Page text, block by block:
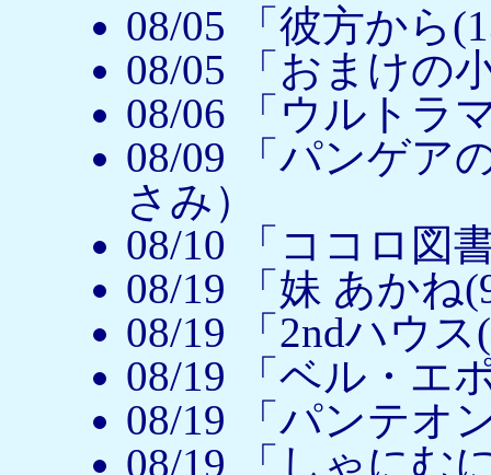
08/05 「彼方から
08/05 「おまけの
08/06 「ウルトラ
08/09 「パンゲア
さみ）
08/10 「ココロ図
08/19 「妹 あかね
08/19 「2ndハウ
08/19 「ベル・エ
08/19 「パンテオ
08/19 「しゃにむ